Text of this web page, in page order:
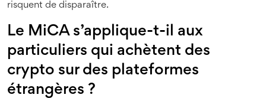
risquent de disparaître.
Le MiCA s’applique-t-il aux
particuliers qui achètent des
crypto sur des plateformes
étrangères ?